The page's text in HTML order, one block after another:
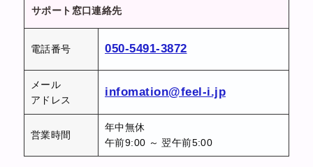
サポート窓口連絡先
電話番号 050-5491-3872
メール
アドレス
infomation@feel-i.jp
営業時間
年中無休
午前9:00 ～ 翌午前5:00